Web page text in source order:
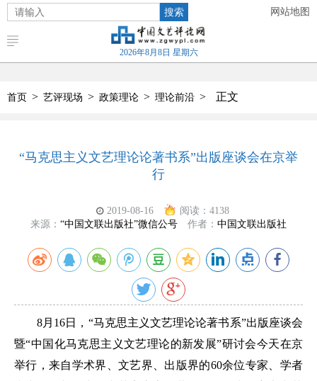
搜索 网站地图
2026年8月8日 星期六
首页 > 艺评现场 > 政策理论 > 理论前沿 > 正文
“马克思主义文艺理论论著书系”出版座谈会在京举
行
2019-08-16 阅读： 4138
来源： “中国文联出版社”微信公号 作者： 中国文联出版社
8月16日，“马克思主义文艺理论论著书系”出版座谈会
暨“中国化马克思主义文艺理论的新发展”研讨会今天在京
举行，来自学术界、文艺界、出版界的60余位专家、学者